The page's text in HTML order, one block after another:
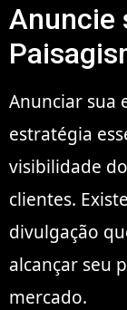
Anuncie
Anunciar sua
estratégia
visibilidade
clientes.
divulgação
alcançar seu
mercado.